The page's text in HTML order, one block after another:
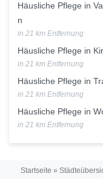
Häusliche Pflege in
n
in 21 km Entfernung
Häusliche Pflege in
in 21 km Entfernung
Häusliche Pflege in
in 21 km Entfernung
Häusliche Pflege in
in 21 km Entfernung
Startseite »